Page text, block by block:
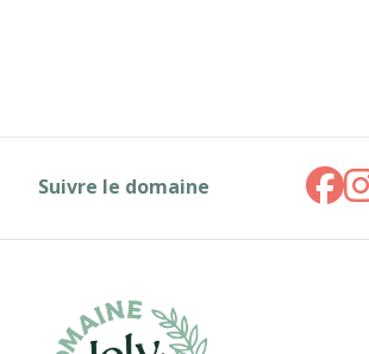
Suivre le domaine